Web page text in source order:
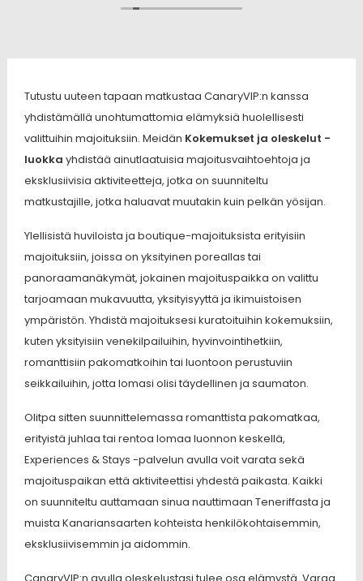
Tutustu uuteen tapaan matkustaa CanaryVIP:n kanssa
yhdistämällä unohtumattomia elämyksiä huolellisesti
valittuihin majoituksiin. Meidän Kokemukset ja oleskelut -
luokka yhdistää ainutlaatuisia majoitusvaihtoehtoja ja
eksklusiivisia aktiviteetteja, jotka on suunniteltu
matkustajille, jotka haluavat muutakin kuin pelkän yösijan.
Ylellisistä huviloista ja boutique-majoituksista erityisiin
majoituksiin, joissa on yksityinen poreallas tai
panoraamanäkymät, jokainen majoituspaikka on valittu
tarjoamaan mukavuutta, yksityisyyttä ja ikimuistoisen
ympäristön. Yhdistä majoituksesi kuratoituihin kokemuksiin,
kuten yksityisiin venekilpailuihin, hyvinvointihetkiin,
romanttisiin pakomatkoihin tai luontoon perustuviin
seikkailuihin, jotta lomasi olisi täydellinen ja saumaton.
Olitpa sitten suunnittelemassa romanttista pakomatkaa,
erityistä juhlaa tai rentoa lomaa luonnon keskellä,
Experiences & Stays -palvelun avulla voit varata sekä
majoituspaikan että aktiviteettisi yhdestä paikasta. Kaikki
on suunniteltu auttamaan sinua nauttimaan Teneriffasta ja
muista Kanariansaarten kohteista henkilökohtaisemmin,
eksklusiivisemmin ja aidommin.